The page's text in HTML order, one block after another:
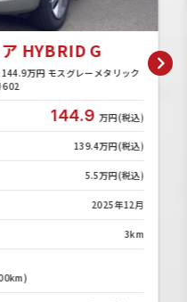
HYBRID G
万円 モスグレーメタリック
144.9 万円(税込)
139.4万円(税込)
5.5万円(税込)
2025年12月
3km